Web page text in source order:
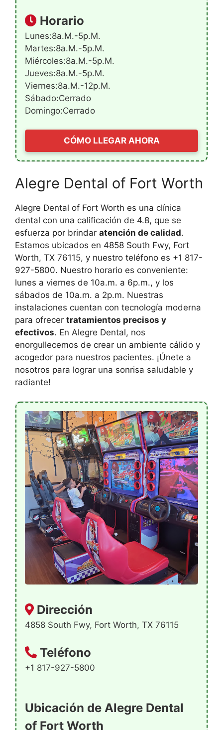
Horario
Lunes:8a.m.-5p.m.
Martes:8a.m.-5p.m.
Miércoles:8a.m.-5p.m.
Jueves:8a.m.-5p.m.
Viernes:8a.m.-12p.m.
Sábado:Cerrado
Domingo:Cerrado
CÓMO LLEGAR AHORA
Alegre Dental of Fort Worth
Alegre Dental of Fort Worth es una clínica
dental con una calificación de 4.8, que se
esfuerza por brindar atención de calidad.
Estamos ubicados en 4858 South Fwy, Fort
Worth, TX 76115, y nuestro teléfono es +1 817-
927-5800. Nuestro horario es conveniente:
lunes a viernes de 10a.m. a 6p.m., y los
sábados de 10a.m. a 2p.m. Nuestras
instalaciones cuentan con tecnología moderna
para ofrecer tratamientos precisos y
efectivos. En Alegre Dental, nos
enorgullecemos de crear un ambiente cálido y
acogedor para nuestros pacientes. ¡Únete a
nosotros para lograr una sonrisa saludable y
radiante!
Dirección
4858 South Fwy, Fort Worth, TX 76115
Teléfono
+1 817-927-5800
Ubicación de Alegre Dental
of Fort Worth